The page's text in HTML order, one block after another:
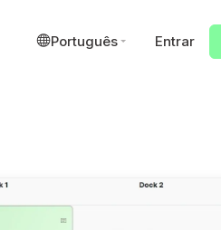
Português Entrar